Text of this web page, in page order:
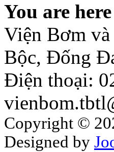
You are
Viện Bơm
Bộc, Đống
Điện thoại:
Copyright ©
Designed by